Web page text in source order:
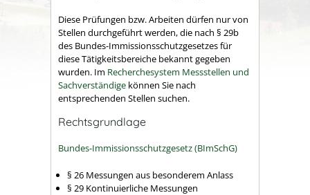
Diese Prüfungen bzw. Arbeiten dürfen nur von
Stellen durchgeführt werden, die nach § 29b
des Bundes-Immissionsschutzgesetzes für
diese Tätigkeitsbereiche bekannt gegeben
wurden. Im Recherchesystem Messstellen und
Sachverständige können Sie nach
entsprechenden Stellen suchen.
Rechtsgrundlage
Bundes-Immissionsschutzgesetz (BImSchG)
§ 26 Messungen aus besonderem Anlass
§ 29 Kontinuierliche Messungen